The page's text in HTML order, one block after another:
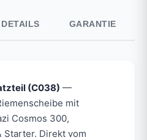
DETAILS GARANTIE
(C038) —
mit
Cosmos 300,
Starter. Direkt vom